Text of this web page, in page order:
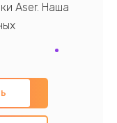
Aser. Наша
и
ремонт с
а